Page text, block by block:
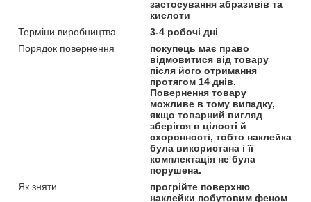
застосування абразивів та
кислоти
Терміни виробництва
3-4 робочі дні
Порядок повернення
покупець має право
відмовитися від товару
після його отримання
протягом 14 днів.
Повернення товару
можливе в тому випадку,
якщо товарний вигляд
зберігся в цілості й
схоронності, тобто наклейка
була використана і її
комплектація не була
порушена.
Як зняти
прогрійте поверхню
наклейки побутовим феном